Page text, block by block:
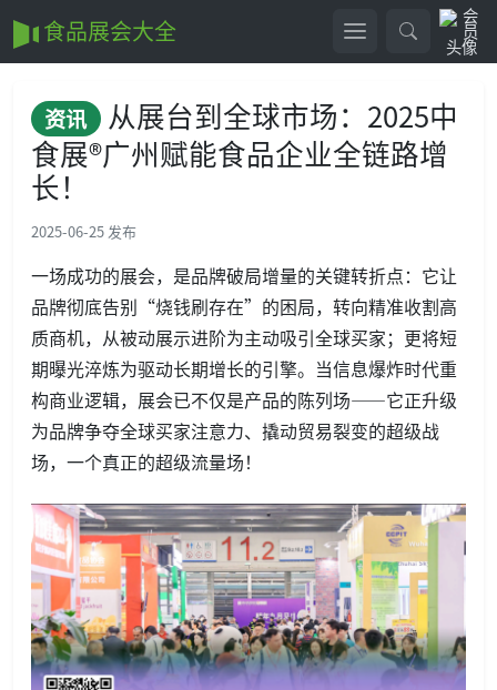
食品展会大全
资讯 从展台到全球市场：2025中
食展®广州赋能食品企业全链路增
长！
2025-06-25 发布
一场成功的展会，是品牌破局增量的关键转折点：它让
品牌彻底告别“烧钱刷存在”的困局，转向精准收割高
质商机，从被动展示进阶为主动吸引全球买家；更将短
期曝光淬炼为驱动长期增长的引擎。当信息爆炸时代重
构商业逻辑，展会已不仅是产品的陈列场——它正升级
为品牌争夺全球买家注意力、撬动贸易裂变的超级战
场，一个真正的超级流量场！